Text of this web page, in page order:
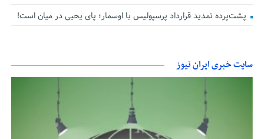
پشت‌پرده تمدید قرارداد پرسپولیس با اوسمار؛ پای یحیی در میان است!
سایت خبری ایران نیوز